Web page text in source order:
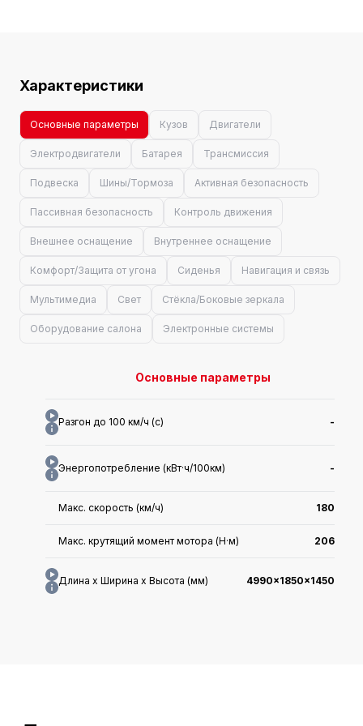
Характеристики
Основные параметры Кузов Двигатели
Электродвигатели Батарея Трансмиссия
Подвеска Шины/Тормоза Активная безопасность
Пассивная безопасность Контроль движения
Внешнее оснащение Внутреннее оснащение
Комфорт/Защита от угона Сиденья Навигация и связь
Мультимедиа Свет Стёкла/Боковые зеркала
Оборудование салона Электронные системы
Основные параметры
Разгон до 100 км/ч (с) -
Энергопотребление (кВт·ч/100км) -
Макс. скорость (км/ч) 180
Макс. крутящий момент мотора (Н·м) 206
Длина x Ширина x Высота (мм) 4990x1850x1450